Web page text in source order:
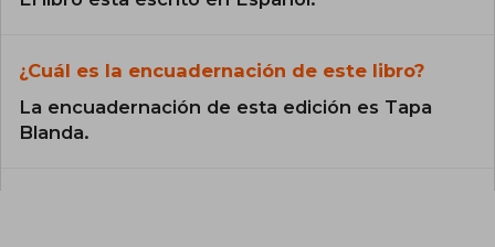
¿Cuál es la encuadernación de este libro?
La encuadernación de esta edición es Tapa
Blanda.